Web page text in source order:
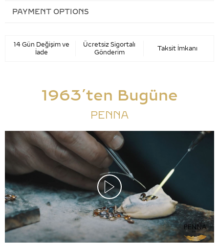
PAYMENT OPTIONS
14 Gün Değişim ve
İade
Ücretsiz Sigortalı
Gönderim
Taksit İmkanı
1963’ten Bugüne
PENNA